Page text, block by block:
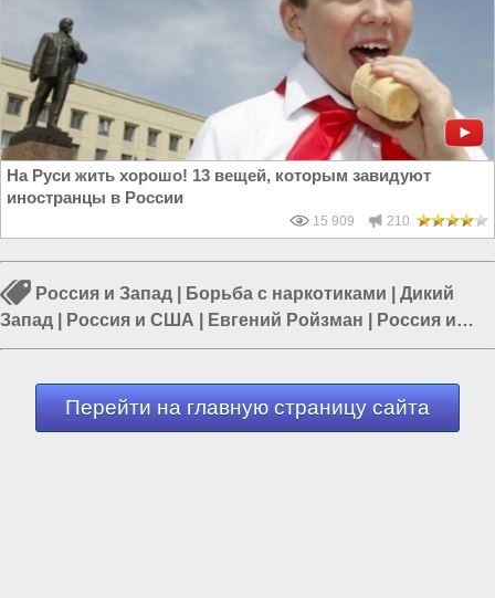
На Руси жить хорошо! 13 вещей, которым завидуют
иностранцы в России
15 909 210
Россия и Запад Борьба с наркотиками
Дикий
Запад
Россия и США Евгений Ройзман
Россия и
Украина|Россия и Европа
Перейти на главную страницу сайта